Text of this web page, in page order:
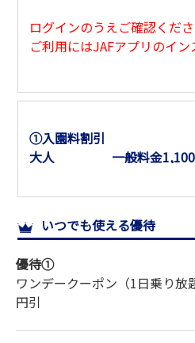
ログインのうえご確認くださ
ご利用にはJAFアプリのイン
①入園料割引
大人 一般料金1,100
小人･シニア 一般料金
大人 一般料金3,500円
料金より400円引
小人･シニア 一般料金
料金より200円引
いつでも使える優待
優待①
ワンデークーポン（1日乗り
円引